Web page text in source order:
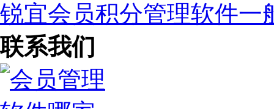
锐宜会员积分管理软件一
联系我们